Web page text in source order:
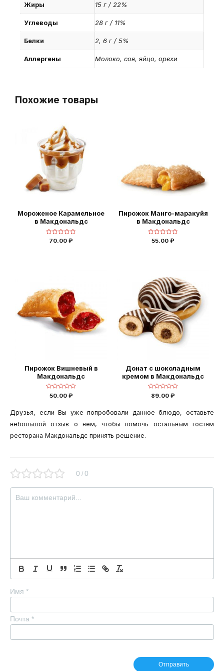
Жиры 15 г / 22%
Углеводы 28 г / 11%
Белки 2, 6 г / 5%
Аллергены Молоко, соя, яйцо, орехи
Похожие товары
Мороженое Карамельное
в Макдональдс
Оценка
70.00 ₽
Пирожок Манго-маракуйя
в Макдональдс
Оценка
55.00 ₽
Пирожок Вишневый в
Макдональдс
Оценка
50.00 ₽
Донат с шоколадным
кремом в Макдональдс
Оценка
89.00 ₽
Друзья, если Вы уже попробовали данное блюдо, оставьте
небольшой отзыв о нем, чтобы помочь остальным гостям
ресторана Макдональдс принять решение.
0 / 0
Имя *
Почта *